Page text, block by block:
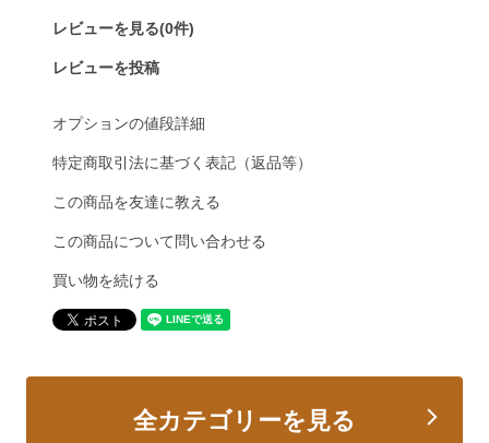
レビューを見る(0件)
レビューを投稿
オプションの値段詳細
特定商取引法に基づく表記（返品等）
この商品を友達に教える
この商品について問い合わせる
買い物を続ける
全カテゴリーを見る